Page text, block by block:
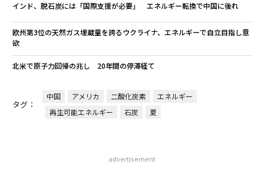
インド、脱石炭には「国際支援が必要」 エネルギー転換で中国に後れ
欧州第3位の天然ガス埋蔵量を誇るウクライナ、エネルギーで自立目指し意
欲
北米で原子力回帰の兆し 20年間の停滞経て
タグ：
中国 アメリカ 二酸化炭素
エネルギー
再生可能エネルギー
石炭 夏
advertisement